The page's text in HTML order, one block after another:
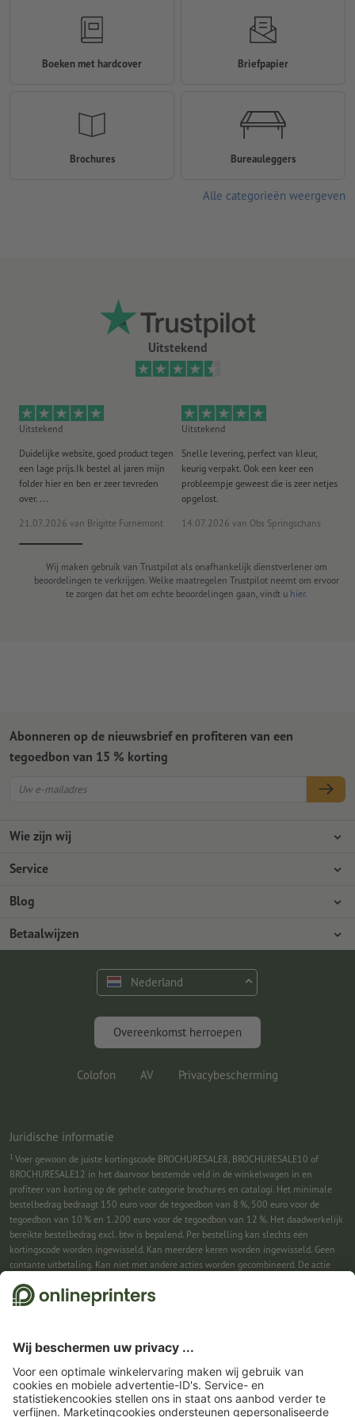
Uitstekend
Uitstekend
Duidelijke website, goed product tegen
een lage prijs.Ik bestel al jaren mijn
folder hier en ben er zeer tevreden
over. ...
21.07.2026 van Brigitte Furnèmont
Uitstekend
Snelle levering, perfect van kleur,
keurig verpakt. Ook een keer een
probleempje geweest die is zeer netjes
opgelost.
14.07.2026 van Obs Springschans
Wij maken gebruik van Trustpilot als onafhankelijk dienstverlener om
beoordelingen te verkrijgen. Welke maatregelen Trustpilot neemt om ervoor
te zorgen dat het om echte beoordelingen gaan, vindt u hier.
Boeken met hardcover Briefpapier
Brochures Bureauleggers
Alle categorieën weergeven
Wie zijn wij
Ondernemingen
Milieubescherming
Service
Betaalwijzen
Verzending
Premium programma
Blog
Photoshop-tutorials
Gratis lettertypes en fonts
Marketing en insights
Betaalwijzen
Abonneren op de nieuwsbrief en profiteren van een
tegoedbon van 15 % korting
Nederland
Overeenkomst herroepen
Colofon AV Privacybescherming
Juridische informatie
1 Voer gewoon de juiste kortingscode BROCHURESALE8, BROCHURESALE10 of
BROCHURESALE12 in het daarvoor bestemde veld in de winkelwagen in en
profiteer van korting op de gehele categorie brochures en catalogi. Het minimale
bestelbedrag bedraagt 150 euro voor de tegoedbon van 8 %, 500 euro voor de
tegoedbon van 10 % en 1.200 euro voor de tegoedbon van 12 %. Het daadwerkelijk
bereikte bestelbedrag excl. btw is bepalend. Per bestelling kan slechts één
kortingscode worden ingewisseld. Kan meerdere keren worden ingewisseld. Geen
contante uitbetaling. Kan niet met andere acties worden gecombineerd. De actie
2Je ontvangst eerst een e-mail waarin je de aanmelding voor de nieuwsbrief
ingewisseld. Geen minimumbestelwaarde. Maximale hoogte van de korting: € 150
van de bestelwaarde (netto). Geen contante uitbetaling. Kan niet worden
gecombineerd met andere acties of kortingscodes.De tegoedbon is na ontvangst
zes weken geldig.